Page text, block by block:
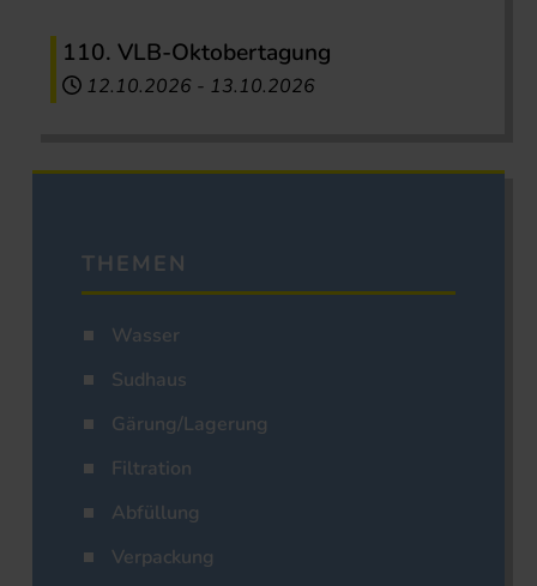
110. VLB-Oktobertagung
12.10.2026 - 13.10.2026
THEMEN
Wasser
Sudhaus
Gärung/Lagerung
Filtration
Abfüllung
Verpackung